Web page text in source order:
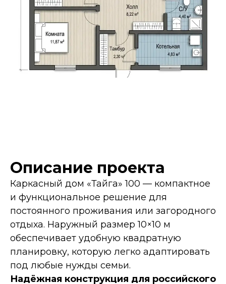
Описание проекта
Каркасный дом «Тайга» 100 — компактное
и функциональное решение для
постоянного проживания или загородного
отдыха. Наружный размер 10×10 м
обеспечивает удобную квадратную
планировку, которую легко адаптировать
под любые нужды семьи.
Надёжная конструкция для российского